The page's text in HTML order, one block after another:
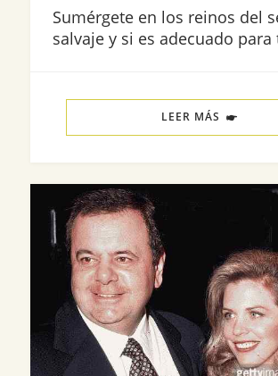
Sumérgete en los reinos del
salvaje y si es adecuado para
LEER MÁS